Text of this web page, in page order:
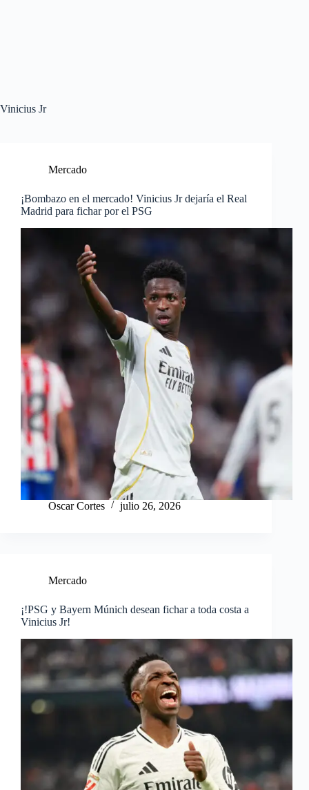
Vinicius Jr
Mercado
¡Bombazo en el mercado! Vinicius Jr dejaría el Real
Madrid para fichar por el PSG
Oscar Cortes julio 26, 2026
Mercado
¡!PSG y Bayern Múnich desean fichar a toda costa a
Vinicius Jr!